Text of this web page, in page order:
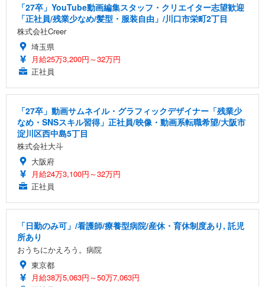
「27卒」YouTube動画編集スタッフ・クリエイター志望歓迎
「正社員/残業少なめ/髪型・服装自由」/川口市栄町2丁目
株式会社Creer
埼玉県
月給25万3,200円～32万円
正社員
「27卒」動画サムネイル・グラフィックデザイナー「残業少
なめ・SNSスキル習得」正社員/映像・動画系転職希望/大阪市
淀川区西中島5丁目
株式会社大斗
大阪府
月給24万3,100円～32万円
正社員
「日勤のみ可」/看護師/療養型病院/産休・育休制度あり, 託児
所あり
おうちにかえろう。病院
東京都
月給38万5,063円～50万7,063円